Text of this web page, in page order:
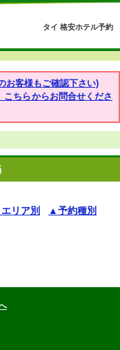
タイ 格安ホテル予約
お客様もご確認下さい)
ちらからお問合せくださ
リア別 ▲予約種別